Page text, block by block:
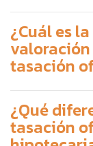
¿Cuál es
tasación
¿Qué
tasación